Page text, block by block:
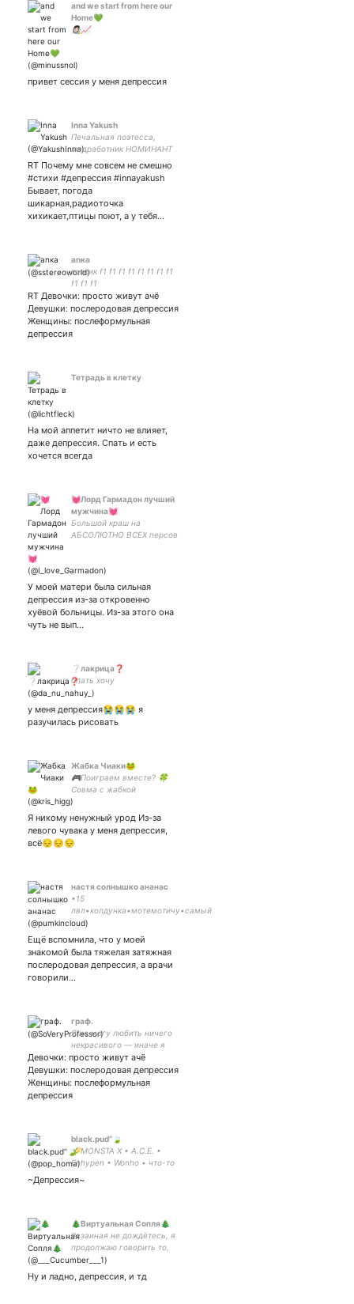
and we start from here our
Home💚
👩🏻‍🎨📈
привет сессия у меня депрессия
Inna Yakush
Печальная поэтесса,
медработник НОМИНАНТ
ЛИТЕРАТУРНОЙ ПРЕМИИ
НАСЛЕДИЕ 2020 И
НОМИНАЦИЯ ПОЭТ ГОДА
2020 Награды: Звезда
Наследие 3 степени
RT Почему мне совсем не смешно
#стихи #депрессия #innayakush
Бывает, погода
шикарная,радиоточка
хихикает,птицы поют, а у тебя…
аnка
токсик f1 f1 f1 f1 f1 f1 f1 f1
f1 f1 f1
RT Девочки: просто живут ачё
Девушки: послеродовая депрессия
Женщины: послеформульная
депрессия
Тетрадь в клетку
На мой аппетит ничто не влияет,
даже депрессия. Спать и есть
хочется всегда
💓Лорд Гармадон лучший
мужчина💓
Большой краш на
АБСОЛЮТНО ВСЕХ персов
причине долб Не изучил
крупицу - пиздуй из
фандома дзяги Ниндзяго/
Хоумстак
У моей матери была сильная
депрессия из-за откровенно
хуёвой больницы. Из-за этого она
чуть не вып…
❔лакрица❓
спать хочу
у меня депрессия😭😭😭 я
разучилась рисовать
Жабка Чиаки🐸
🎮Поиграем вместе? 🍀
Совма с жабкой
Я никому ненужный урод Из-за
левого чувака у меня депрессия,
всё😔😔😔
настя солнышко ананас
•15
лвл•колдунка•мотемотичу•самый
главный апельсин•рыжая
Ещё вспомнила, что у моей
знакомой была тяжелая затяжная
послеродовая депрессия, а врачи
говорили…
граф.
Я не могу любить ничего
некрасивого — иначе я
должен был бы любить и
самого себя
Девочки: просто живут ачё
Девушки: послеродовая депрессия
Женщины: послеформульная
депрессия
black.pud’’🍃
🌾MONSTA X • A.C.E. •
Enhypen • Wonho • что-то
~Депрессия~
🎄Виртуальная Сопля🎄
#взаиная не дождётесь, я
продолжаю говорить то,
что думаю✨
Ну и ладно, депрессия, и тд